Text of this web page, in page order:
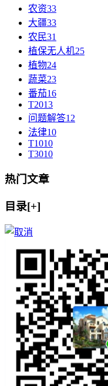
农资33
大疆33
农民31
植保无人机25
植物24
蔬菜23
番茄16
T2013
问题解答12
法律10
T1010
T3010
热门文章
目录[+]